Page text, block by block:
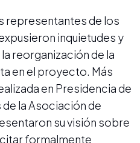
representantes de los
inquietudes y
reorganización de la
en el proyecto. Más
en Presidencia de
la Asociación de
su visión sobre
formalmente